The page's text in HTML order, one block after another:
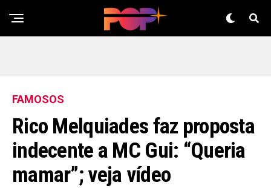
FAMOSOS
Rico Melquiades faz proposta
indecente a MC Gui: “Queria
mamar”; veja vídeo